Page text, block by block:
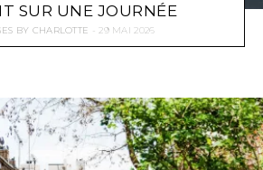
SUR UNE JOURNÉE
BY CHARLOTTE 29 MAI 2026